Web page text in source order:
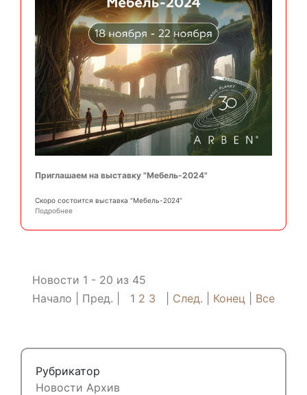
Приглашаем на выставку "Мебель-2024"
Скоро состоится выставка “Мебель-2024”
Подробнее
Новости 1 - 20 из 45
Начало
Пред. 1 2 3 След. Конец Все
Рубрикатор
Новости Архив